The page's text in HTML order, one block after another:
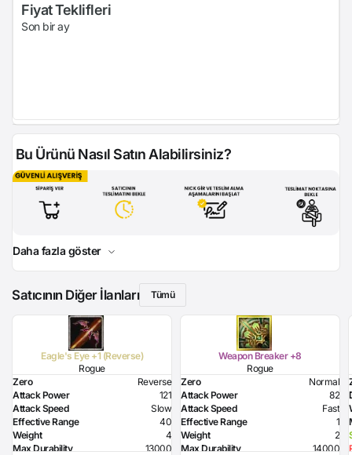
Fiyat Teklifleri
Son bir ay
Bu Ürünü Nasıl Satın Alabilirsiniz?
Daha fazla göster
Satıcının Diğer İlanları Tümü
Eagle's Eye +1 (Reverse)
Rogue
Zero
Reverse
Attack Power
121
Attack Speed
Slow
Effective Range
40
Weight
4
Max Durability
13000
Weapon Breaker +8
Rogue
Zero
Normal
Attack Power
82
Attack Speed
Fast
Effective Range
1
Weight
2
Max Durability
14000